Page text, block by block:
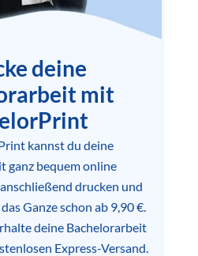
deine
mit
kannst du deine
ganz bequem online
drucken und
Ganze schon ab 9,90 €.
deine Bachelorarbeit
Express-Versand.